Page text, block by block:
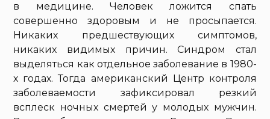
в медицине. Человек ложится спать
совершенно здоровым и не просыпается.
Никаких предшествующих симптомов,
никаких видимых причин. Синдром стал
выделяться как отдельное заболевание в 1980-
х годах. Тогда американский Центр контроля
заболеваемости зафиксировал резкий
всплеск ночных смертей у молодых мужчин.